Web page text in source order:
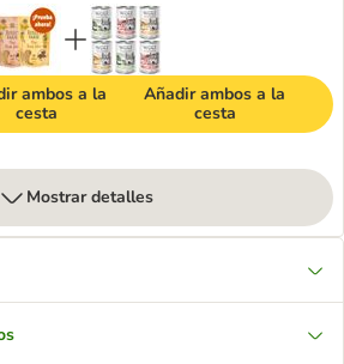
ambos a la
cesta
Añadir ambos a la
cesta
Mostrar detalles